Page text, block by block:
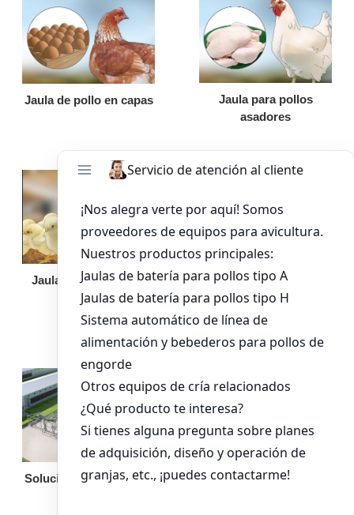
Jaula de pollo en capas
Jaula para pollos
asadores
Jaula de pollo pollita
Bandeja de
alimentación para
pollos de engorde
Solución llave en mano Otro equipo